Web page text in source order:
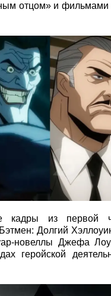
отцом» и фильмами
кадры из первой
Долгий
новеллы Джефа
геройской